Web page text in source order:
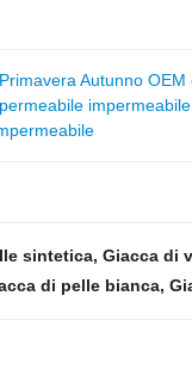
Autunno
sintetica, Giacca di
di pelle bianca,